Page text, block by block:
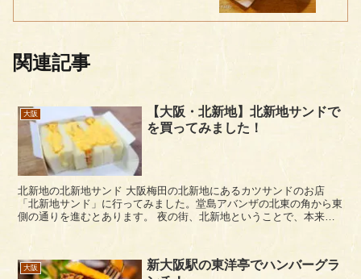
関連記事
大阪
【大阪・北新地】北新地サンドで
を買ってみました！
北新地の北新地サンド 大阪梅田の北新地にあるカツサンドのお店
「北新地サンド」に行ってみました。堂島アバンザの北東の角から東
側の通りを進むとあります。 夜の街、北新地ということで、本来は
大阪
新大阪駅の東洋亭でハンバーグラ